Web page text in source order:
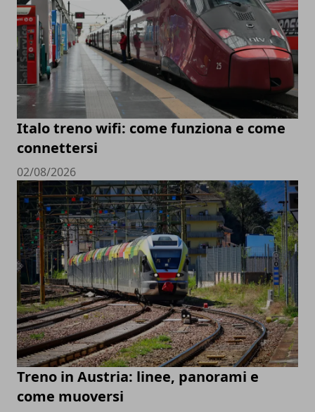
Italo treno wifi: come funziona e come
connettersi
02/08/2026
Treno in Austria: linee, panorami e
come muoversi